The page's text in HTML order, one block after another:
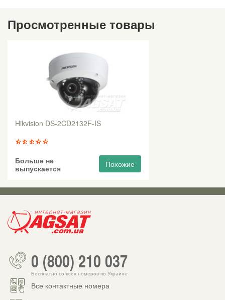
Просмотренные товары
Hikvision DS-2CD2132F-IS
Больше не
выпускается
Похожие
0 (800) 210 037
Бесплатно со всех номеров по Украине
Все контактные номера